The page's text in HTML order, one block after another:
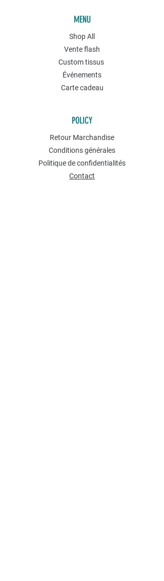
MENU
Shop All
Vente flash
Custom tissus
Événements
Carte cadeau
POLICY
Retour Marchandise
Conditions générales
Politique de confidentialités
Contact